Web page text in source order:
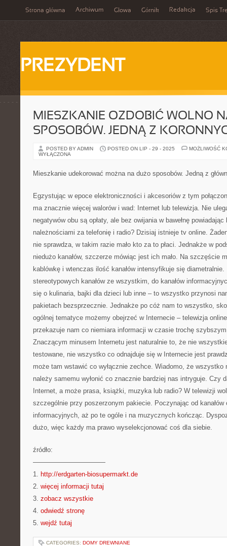
Strona główna Archiwum Głowa Górnik Redakcja Spis
PREZYDENT
MIESZKANIE OZDOBIĆ WOLNO
SPOSOBÓW. JEDNĄ Z
POSTED BY ADMIN POSTED ON LIP - 29 - 2025
MOŻLIWOŚĆ
WYŁĄCZONA
Mieszkanie udekorować można na dużo sposobów. Jedną z
Egzystując w epoce elektroniczności i akcesoriów z tym
ma znacznie więcej walorów i wad: Internet lub telewizja. Nie
negatywów obu są opłaty, ale bez owijania w bawełnę
należnościami za telefonię i radio? Dzisiaj istnieje tv online.
nie sprawdza, w takim razie mało kto za to płaci. Jednakże w
niedużo kanałów, szczerze mówiąc jest ich mało. Na szczęście
kablówkę i wtenczas ilość kanałów intensyfikuje się
stereotypowych kanałów ze wszystkim, do kanałów
się o kulinaria, bajki dla dzieci lub inne – to wszystko przynosi
pakietach bezsprzecznie. Jednakże po cóż nam to wszystko,
ogólnej tematyce możemy obejrzeć w Internecie – telewizja
przekazuje nam co niemiara informacji w czasie trochę
Znaczącym minusem Internetu jest naturalnie to, że nie
testowane, nie wszystko co odnajduje się w Internecie jest
może tam wstawić co wyłącznie zechce. Wiadomo, że
należy samemu wyłonić co znacznie bardziej nas intryguje. Czy
Internet, a może prasa, książki, muzyka lub radio? W telewizji
szczególnie przy poszerzonym pakiecie. Poczynając od kanałów
informacyjnych, aż po te ogóle i na muzycznych kończąc.
dużo, więc każdy ma prawo wyselekcjonować coś dla siebie.
źródło:
———————————
1. http://erdgarten-biosupermarkt.de
2. więcej informacji tutaj
3. zobacz wszystkie
4. odwiedź stronę
5. wejdź tutaj
CATEGORIES: DOMY DREWNIANE